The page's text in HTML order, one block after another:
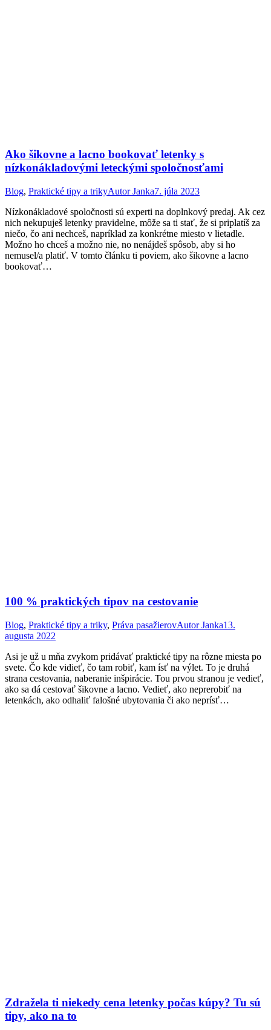
Ako šikovne a lacno bookovať letenky s
nízkonákladovými leteckými spoločnosťami
Blog, Praktické tipy a trikyAutorJanka7. júla 2023
Nízkonákladové spoločnosti sú experti na doplnkový predaj. Ak cez
nich nekupuješ letenky pravidelne, môže sa ti stať, že si priplatíš za
niečo, čo ani nechceš, napríklad za konkrétne miesto v lietadle.
Možno ho chceš a možno nie, no nenájdeš spôsob, aby si ho
nemusel/a platiť. V tomto článku ti poviem, ako šikovne a lacno
bookovať…
100 % praktických tipov na cestovanie
Blog, Praktické tipy a triky, Práva pasažierovAutorJanka13.
augusta 2022
Asi je už u mňa zvykom pridávať praktické tipy na rôzne miesta po
svete. Čo kde vidieť, čo tam robiť, kam ísť na výlet. To je druhá
strana cestovania, naberanie inšpirácie. Tou prvou stranou je vedieť,
ako sa dá cestovať šikovne a lacno. Vedieť, ako neprerobiť na
letenkách, ako odhaliť falošné ubytovania či ako neprísť…
Zdražela ti niekedy cena letenky počas kúpy? Tu sú
tipy, ako na to